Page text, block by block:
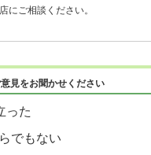
にご相談ください。
見をお聞かせください
った
でもない